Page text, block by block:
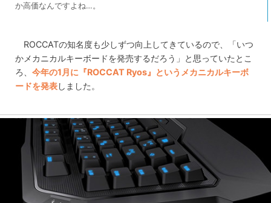
か高価なんですよね…。
ROCCATの知名度も少しずつ向上してきているので、「いつ
かメカニカルキーボードを発売するだろう」と思っていたとこ
ろ、 今年の1月に『ROCCAT Ryos』というメカニカルキーボ
ードを発表しました。